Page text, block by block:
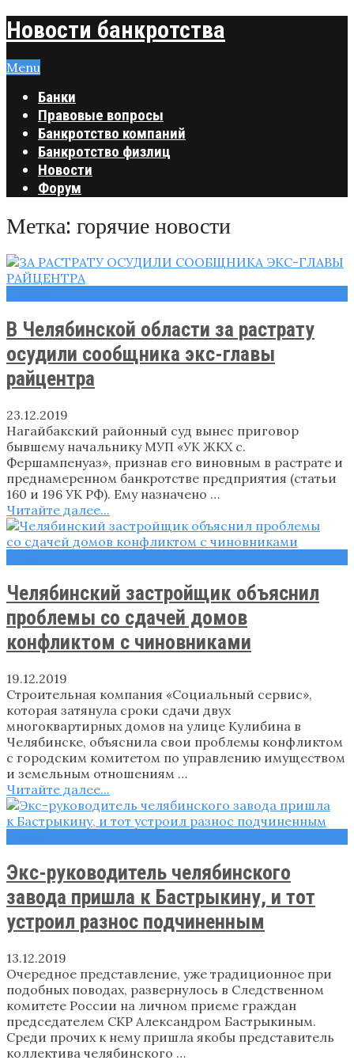
Новости банкротства
Menu
Банки
Правовые вопросы
Банкротство компаний
Банкротство физлиц
Новости
Форум
Метка: горячие новости
В Челябинской области за растрату
осудили сообщника экс-главы
райцентра
23.12.2019
Нагайбакский районный суд вынес приговор
бывшему начальнику МУП «УК ЖКХ с.
Фершампенуаз», признав его виновным в растрате и
преднамеренном банкротстве предприятия (статьи
160 и 196 УК РФ). Ему назначено …
Читайте далее...
Челябинский застройщик объяснил
проблемы со сдачей домов
конфликтом с чиновниками
19.12.2019
Строительная компания «Социальный сервис»,
которая затянула сроки сдачи двух
многоквартирных домов на улице Кулибина в
Челябинске, объяснила свои проблемы конфликтом
с городским комитетом по управлению имуществом
и земельным отношениям …
Читайте далее...
Экс-руководитель челябинского
завода пришла к Бастрыкину, и тот
устроил разнос подчиненным
13.12.2019
Очередное представление, уже традиционное при
подобных поводах, развернулось в Следственном
комитете России на личном приеме граждан
председателем СКР Александром Бастрыкиным.
Среди прочих к нему пришла якобы представитель
коллектива челябинского …